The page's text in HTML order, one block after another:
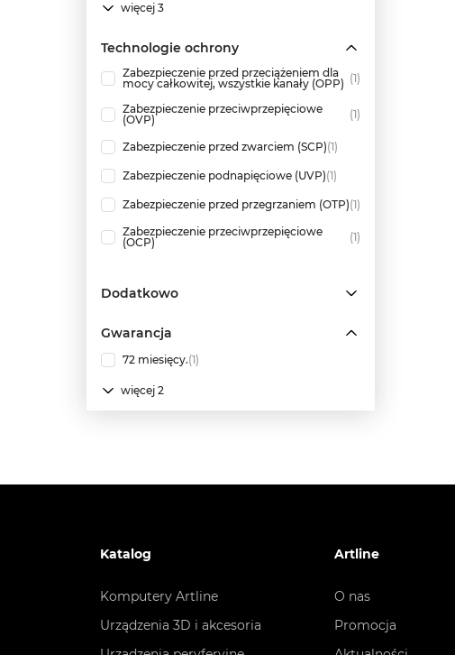
więcej 3
Technologie ochrony
Zabezpieczenie przed przeciążeniem dla
mocy całkowitej, wszystkie kanały (OPP) (1)
Zabezpieczenie przeciwprzepięciowe
(OVP)
(1)
Zabezpieczenie przed zwarciem (SCP)(1)
Zabezpieczenie podnapięciowe (UVP)(1)
Zabezpieczenie przed przegrzaniem (OTP)(1)
Zabezpieczenie przeciwprzepięciowe
(OCP)
(1)
Dodatkowo
Gwarancja
72 miesięcy.(1)
więcej 2
Katalog
Komputery Artline
Urządzenia 3D i akcesoria
Artline
O nas
Promocja